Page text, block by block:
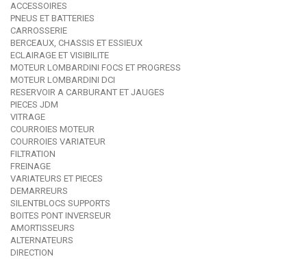
ACCESSOIRES
PNEUS ET BATTERIES
CARROSSERIE
BERCEAUX, CHASSIS ET ESSIEUX
ECLAIRAGE ET VISIBILITE
MOTEUR LOMBARDINI FOCS ET PROGRESS
MOTEUR LOMBARDINI DCI
RESERVOIR A CARBURANT ET JAUGES
PIECES JDM
VITRAGE
COURROIES MOTEUR
COURROIES VARIATEUR
FILTRATION
FREINAGE
VARIATEURS ET PIECES
DEMARREURS
SILENTBLOCS SUPPORTS
BOITES PONT INVERSEUR
AMORTISSEURS
ALTERNATEURS
DIRECTION